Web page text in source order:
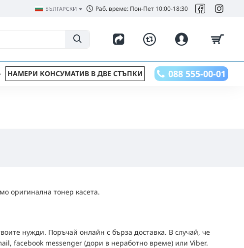
БЪЛГАРСКИ Раб. време: Пон-Пет 10:00-18:30
НАМЕРИ КОНСУМАТИВ В ДВЕ СТЪПКИ 088 555-00-01
оригинална тонер касета.
нужди. Поръчай онлайн с бърза доставка. В случай, че
facebook messenger (дори в неработно време) или Viber.